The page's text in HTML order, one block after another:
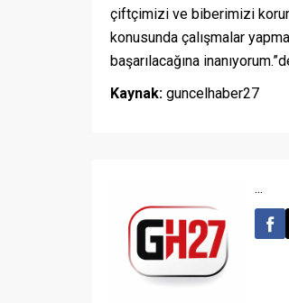
çiftçimizi ve biberimizi
konusunda çalışmalar
başarılacağına
Kaynak: guncelhaber27
...